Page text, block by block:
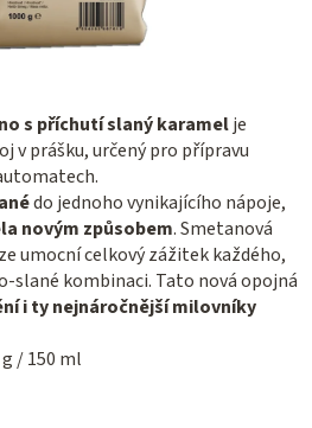
s příchutí slaný karamelje
v prášku, určený pro přípravu
do jednoho vynikajícího nápoje,
novým způsobem. Smetanová
umocní celkový zážitek každého,
slané kombinaci. Tato nová opojná
i ty nejnáročnější milovníky
/ 150 ml